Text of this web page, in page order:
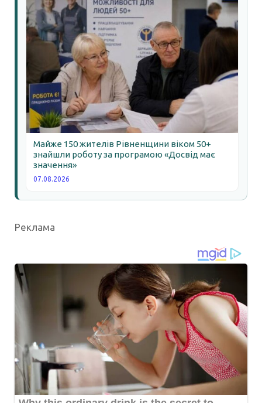
Майже 150 жителів Рівненщини віком 50+
знайшли роботу за програмою «Досвід має
значення»
07.08.2026
Реклама